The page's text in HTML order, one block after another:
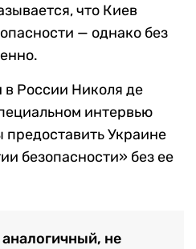
что Киев
— однако без
России Николя де
интервью
предоставить Украине
безопасности» без ее
не